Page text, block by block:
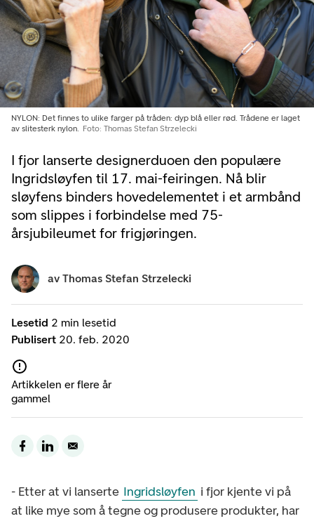
I fjor lanserte designerduoen den populære
Ingridsløyfen til 17. mai-feiringen. Nå blir
sløyfens binders hovedelementet i et armbånd
som slippes i forbindelse med 75-
årsjubileumet for frigjøringen.
NYLON: Det finnes to ulike farger på tråden: dyp blå eller rød. Trådene er laget
av slitesterk nylon.
Foto: Thomas Stefan Strzelecki
Lesetid 2 min lesetid
Publisert 20. feb. 2020
Artikkelen er flere år
gammel
av Thomas Stefan Strzelecki
- Etter at vi lanserte Ingridsløyfen i fjor kjente vi på
at like mye som å tegne og produsere produkter, har